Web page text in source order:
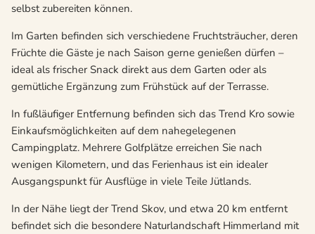
selbst zubereiten können.
Im Garten befinden sich verschiedene Fruchtsträucher, deren
Früchte die Gäste je nach Saison gerne genießen dürfen –
ideal als frischer Snack direkt aus dem Garten oder als
gemütliche Ergänzung zum Frühstück auf der Terrasse.
In fußläufiger Entfernung befinden sich das Trend Kro sowie
Einkaufsmöglichkeiten auf dem nahegelegenen
Campingplatz. Mehrere Golfplätze erreichen Sie nach
wenigen Kilometern, und das Ferienhaus ist ein idealer
Ausgangspunkt für Ausflüge in viele Teile Jütlands.
In der Nähe liegt der Trend Skov, und etwa 20 km entfernt
befindet sich die besondere Naturlandschaft Himmerland mit